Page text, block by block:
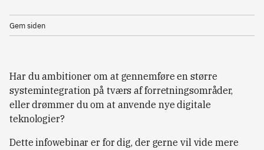
Gem siden
Har du ambitioner om at gennemføre en større
systemintegration på tværs af forretningsområder,
eller drømmer du om at anvende nye digitale
teknologier?
Dette infowebinar er for dig, der gerne vil vide mere